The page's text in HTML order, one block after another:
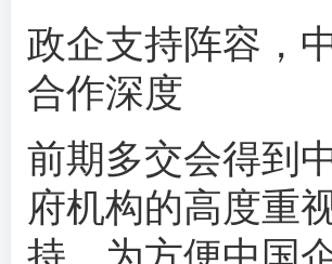
政企支持阵容，
合作深度
前期多交会得到
府机构的高度重